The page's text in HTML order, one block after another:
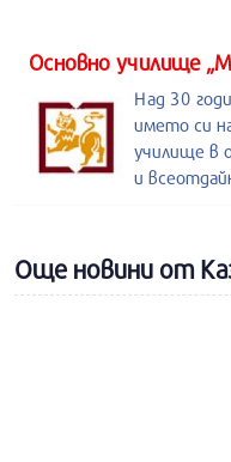
Основно училище
Над 30
името си
училище в
и
Още новини от